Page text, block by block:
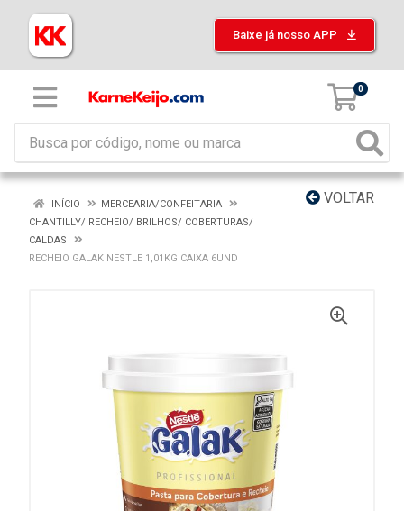
Baixe já nosso APP
0
VOLTAR
INÍCIO
MERCEARIA/CONFEITARIA
CHANTILLY/ RECHEIO/ BRILHOS/ COBERTURAS/
CALDAS
RECHEIO GALAK NESTLE 1,01KG CAIXA 6UND